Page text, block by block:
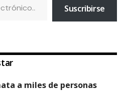
Suscribirse
a miles de personas